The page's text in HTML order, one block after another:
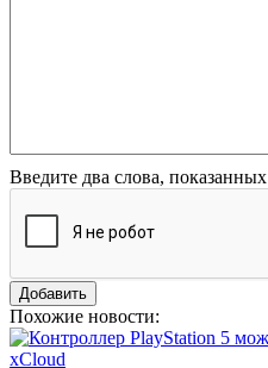
Введите два слова,
Похожие новости: